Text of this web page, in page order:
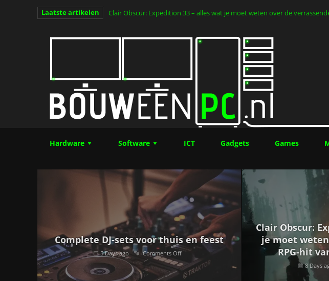
Laatste artikelen Clair Obscur: Expedition 33 – alles wat je moet weten over de
van het jaar (Deel 1)
Hardware Software ICT Gadgets Games
Complete DJ-sets voor thuis en feest
5 Days ago Comments Off
Clair Obscur:
je moet
RPG-hit
8 Days